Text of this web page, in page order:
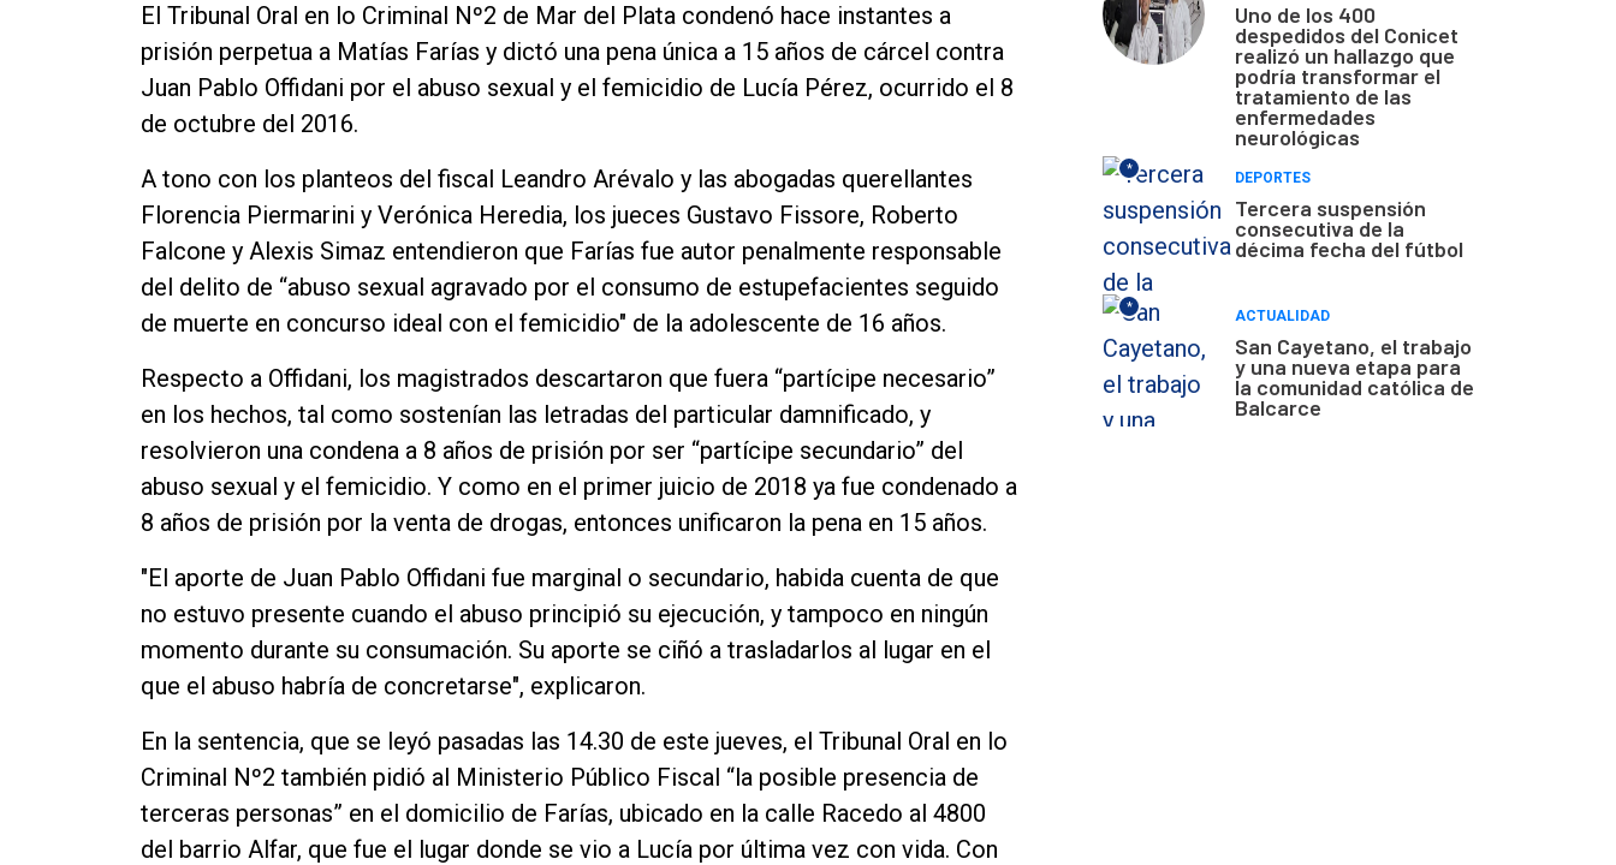
Deportes
Nosotros
Contacto
El Tribunal Oral en lo Criminal Nº2 de Mar del Plata condenó hace instantes a
prisión perpetua a Matías Farías y dictó una pena única a 15 años de cárcel contra
Juan Pablo Offidani por el abuso sexual y el femicidio de Lucía Pérez, ocurrido el 8
de octubre del 2016.
A tono con los planteos del fiscal Leandro Arévalo y las abogadas querellantes
Florencia Piermarini y Verónica Heredia, los jueces Gustavo Fissore, Roberto
Falcone y Alexis Simaz entendieron que Farías fue autor penalmente responsable
del delito de “abuso sexual agravado por el consumo de estupefacientes seguido
de muerte en concurso ideal con el femicidio" de la adolescente de 16 años.
Respecto a Offidani, los magistrados descartaron que fuera “partícipe necesario”
en los hechos, tal como sostenían las letradas del particular damnificado, y
resolvieron una condena a 8 años de prisión por ser “partícipe secundario” del
abuso sexual y el femicidio. Y como en el primer juicio de 2018 ya fue condenado a
8 años de prisión por la venta de drogas, entonces unificaron la pena en 15 años.
"El aporte de Juan Pablo Offidani fue marginal o secundario, habida cuenta de que
no estuvo presente cuando el abuso principió su ejecución, y tampoco en ningún
momento durante su consumación. Su aporte se ciñó a trasladarlos al lugar en el
que el abuso habría de concretarse", explicaron.
En la sentencia, que se leyó pasadas las 14.30 de este jueves, el Tribunal Oral en lo
Criminal Nº2 también pidió al Ministerio Público Fiscal “la posible presencia de
terceras personas” en el domicilio de Farías, ubicado en la calle Racedo al 4800
del barrio Alfar, que fue el lugar donde se vio a Lucía por última vez con vida. Con
Uno de los 400
despedidos del Conicet
realizó un hallazgo que
podría transformar el
tratamiento de las
enfermedades
neurológicas
*
DEPORTES
Tercera suspensión
consecutiva de la
décima fecha del fútbol
*
ACTUALIDAD
San Cayetano, el trabajo
y una nueva etapa para
la comunidad católica de
Balcarce